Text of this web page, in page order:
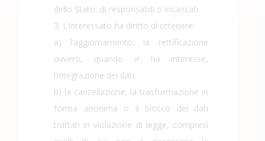
dello Stato, di responsabili o incaricati.
3. L’interessato ha diritto di ottenere:
a) l’aggiornamento, la rettificazione
ovvero, quando vi ha interesse,
l’integrazione dei dati;
b) la cancellazione, la trasformazione in
forma anonima o il blocco dei dati
trattati in violazione di legge, compresi